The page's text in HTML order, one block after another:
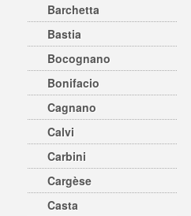
Barchetta
Bastia
Bocognano
Bonifacio
Cagnano
Calvi
Carbini
Cargèse
Casta